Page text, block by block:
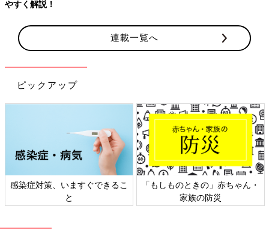
連載一覧へ
ピックアップ
症対策、いますぐできるこ
「もしものときの」赤ちゃん・
家族の防災
日